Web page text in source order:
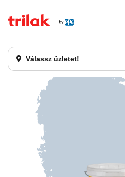
Válassz üzletet!
Fontos tájékoztatás!